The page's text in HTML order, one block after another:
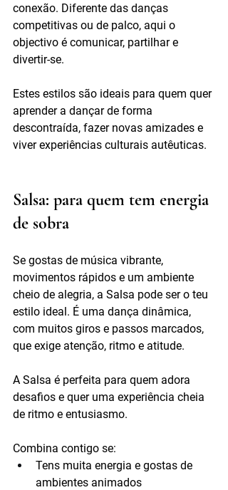
conexão. Diferente das danças
competitivas ou de palco, aqui o
objectivo é comunicar, partilhar e
divertir-se.
Estes estilos são ideais para quem quer
aprender a dançar de forma
descontraída, fazer novas amizades e
viver experiências culturais autêuticas.
Salsa: para quem tem energia
de sobra
Se gostas de música vibrante,
movimentos rápidos e um ambiente
cheio de alegria, a Salsa pode ser o teu
estilo ideal. É uma dança dinâmica,
com muitos giros e passos marcados,
que exige atenção, ritmo e atitude.
A Salsa é perfeita para quem adora
desafios e quer uma experiência cheia
de ritmo e entusiasmo.
Combina contigo se:
Tens muita energia e gostas de
ambientes animados